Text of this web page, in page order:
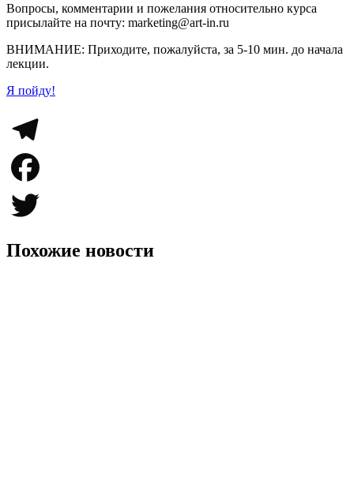
Вопросы, комментарии и пожелания относительно курса
присылайте на почту: marketing@art-in.ru
ВНИМАНИЕ: Приходите, пожалуйста, за 5-10 мин. до начала
лекции.
Я пойду!
Telegram
Facebook
Twitter
Похожие новости